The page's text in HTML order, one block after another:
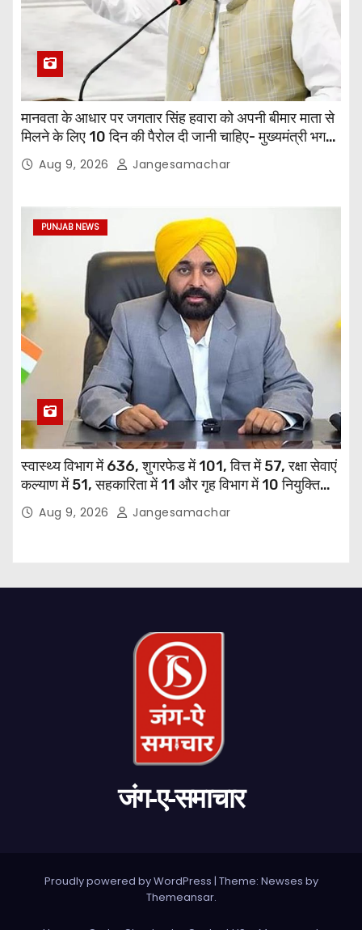
मानवता के आधार पर जगतार सिंह हवारा को अपनी बीमार माता से
मिलने के लिए 10 दिन की पैरोल दी जानी चाहिए- मुख्यमंत्री भगवंत
सिंह मानAug 9, 2026 Jangesamachar
PUNJAB NEWS
स्वास्थ्य विभाग में 636, शुगरफेड में 101, वित्त में 57, रक्षा सेवाएं
कल्याण में 51, सहकारिता में 11 और गृह विभाग में 10 नियुक्तियां
हुईं: मुख्यमंत्री भगवंत सिंह मान
Aug 9, 2026 Jangesamachar
जंग-ए-समाचार
Proudly powered by WordPress | Theme: Newses by
Themeansar.